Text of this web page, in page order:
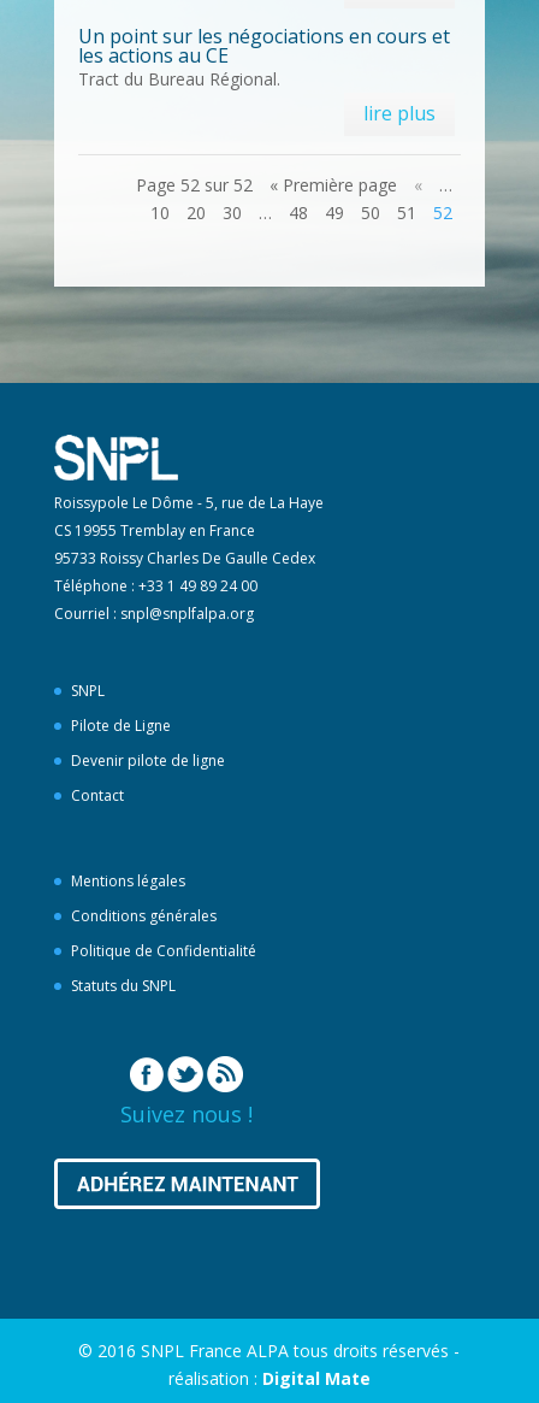
Un point sur les négociations en cours et
les actions au CE
Tract du Bureau Régional.
lire plus
Page 52 sur 52 « Première page «
…
10
20 30 … 48 49 50 51 52
Roissypole Le Dôme - 5, rue de La Haye
CS 19955 Tremblay en France
95733 Roissy Charles De Gaulle Cedex
Téléphone : +33 1 49 89 24 00
Courriel : snpl@snplfalpa.org
SNPL
Pilote de Ligne
Devenir pilote de ligne
Contact
Mentions légales
Conditions générales
Politique de Confidentialité
Statuts du SNPL
Suivez nous !
© 2016 SNPL France ALPA tous droits réservés -
réalisation : Digital Mate